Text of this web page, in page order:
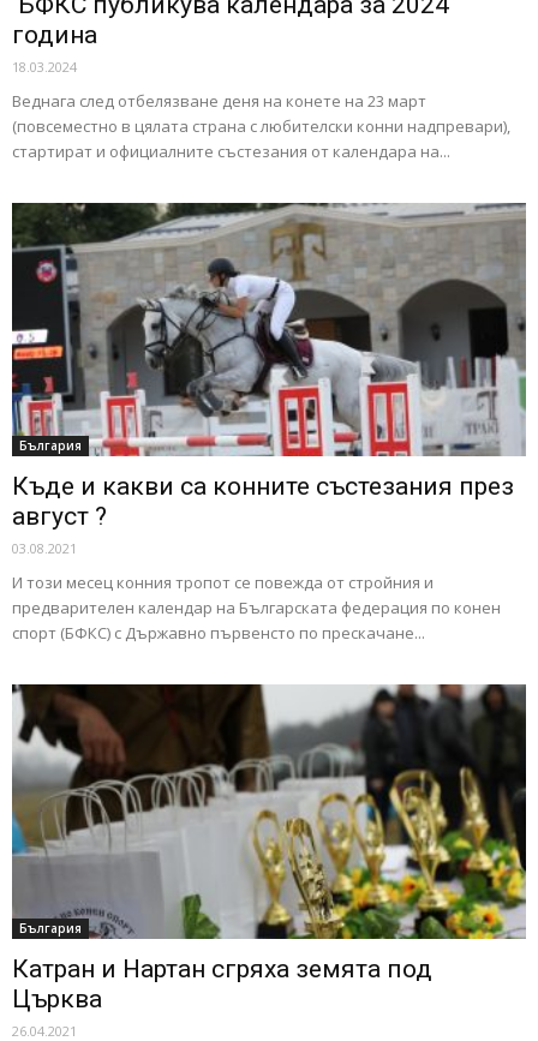
година
18.03.2024
Веднага след отбелязване деня на конете на 23 март
(повсеместно в цялата страна с любителски конни надпревари),
стартират и официалните състезания от календара на...
България
Къде и какви са конните състезания през
август ?
03.08.2021
И този месец конния тропот се повежда от стройния и
предварителен календар на Българската федерация по конен
спорт (БФКС) с Държавно първенсто по прескачане...
България
Катран и Нартан сгряха земята под
Църква
26.04.2021